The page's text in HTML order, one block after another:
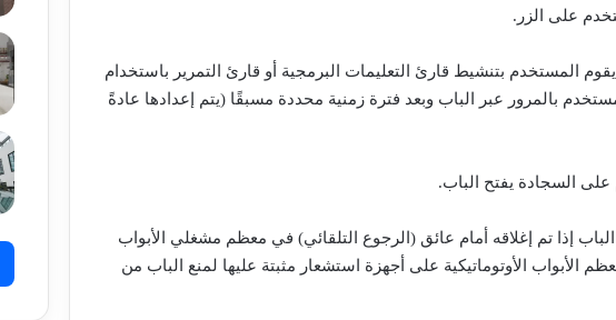
على الزر.
المستخدم بتنشيط قارئ التعليمات البرمجية أو قارئ التمرير باستخدام
بالمرور عبر الباب وبعد فترة زمنية محددة مسبقًا (يتم إعدادها عادةً
إذا تم إغلاقه أمام عائق (الرجوع التلقائي) في معظم مشغلي الأبواب
الأبواب الأوتوماتيكية على أجهزة استشعار مثبتة عليها لمنع الباب من